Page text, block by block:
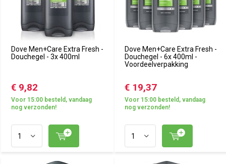
Dove Men+Care Extra Fresh -
Douchegel - 3x 400ml
€ 9,82
Voor 15:00 besteld, vandaag
nog verzonden!
Dove Men+Care Extra Fresh -
Douchegel - 6x 400ml -
Voordeelverpakking
€ 19,37
Voor 15:00 besteld, vandaag
nog verzonden!